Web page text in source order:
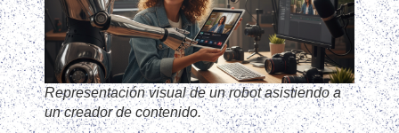
Representación visual de un robot asistiendo a
un creador de contenido.